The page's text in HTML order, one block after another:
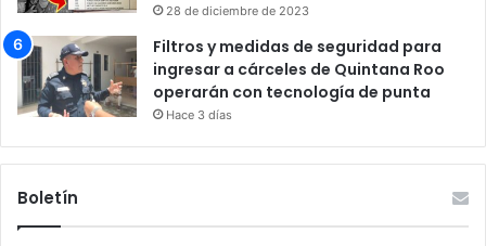
28 de diciembre de 2023
Filtros y medidas de seguridad para
ingresar a cárceles de Quintana Roo
operarán con tecnología de punta
Hace 3 días
Boletín